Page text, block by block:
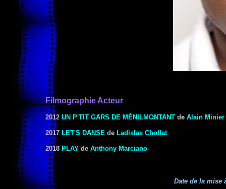
Filmographie Acteur
2012 UN P'TIT GARS DE MÉNILMONTANT de Alain Minier
2017 LET'S DANSE de Ladislas Chollat
2018 PLAY de Anthony Marciano
Date de la